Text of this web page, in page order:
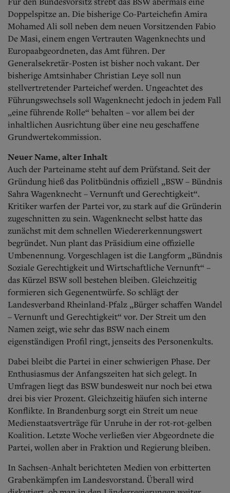
Doppelspitze an. Die bisherige Co-Parteichefin Amira
Mohamed Ali soll neben dem neuen Vorsitzenden Fabio
De Masi, einem engen Vertrauten Wagenknechts und
Europaabgeordneten, das Amt führen. Der
Generalsekretär-Posten ist bisher noch vakant. Der
bisherige Amtsinhaber Christian Leye soll nun
stellvertretender Parteichef werden. Ungeachtet des
Führungswechsels soll Wagenknecht jedoch in jedem Fall
„eine führende Rolle“ behalten – vor allem bei der
inhaltlichen Ausrichtung über eine neu geschaffene
Grundwertekommission.
Neuer Name, alter Inhalt
Auch der Parteiname steht auf dem Prüfstand. Seit der
Gründung hieß das Politbündnis offiziell „BSW – Bündnis
Sahra Wagenknecht – Vernunft und Gerechtigkeit“.
Kritiker warfen der Partei vor, zu stark auf die Gründerin
zugeschnitten zu sein. Wagenknecht selbst hatte das
zunächst mit dem schnellen Wiedererkennungswert
begründet. Nun plant das Präsidium eine offizielle
Umbenennung. Vorgeschlagen ist die Langform „Bündnis
Soziale Gerechtigkeit und Wirtschaftliche Vernunft“ –
das Kürzel BSW soll bestehen bleiben. Gleichzeitig
formieren sich Gegenentwürfe. So schlägt der
Landesverband Rheinland-Pfalz „Bürger schaffen Wandel
– Vernunft und Gerechtigkeit“ vor. Der Streit um den
Namen zeigt, wie sehr das BSW nach einem
eigenständigen Profil ringt, jenseits des Personenkults.
Dabei bleibt die Partei in einer schwierigen Phase. Der
Enthusiasmus der Anfangszeiten hat sich gelegt. In
Umfragen liegt das BSW bundesweit nur noch bei etwa
drei bis vier Prozent. Gleichzeitig häufen sich interne
Konflikte. In Brandenburg sorgt ein Streit um neue
Medienstaatsverträge für Unruhe in der rot-rot-gelben
Koalition. Letzte Woche verließen vier Abgeordnete die
Partei, wollen aber in Fraktion und Regierung bleiben.
In Sachsen-Anhalt berichteten Medien von erbitterten
Grabenkämpfen im Landesvorstand. Überall wird